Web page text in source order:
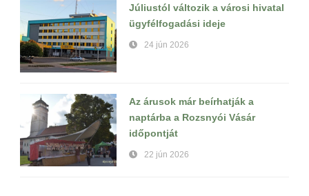
Júliustól változik a városi hivatal
ügyfélfogadási ideje
24 jún 2026
Az árusok már beírhatják a
naptárba a Rozsnyói Vásár
időpontját
22 jún 2026